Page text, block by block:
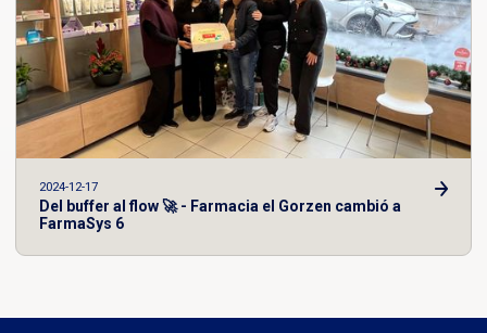
2024-12-17
Del buffer al flow 🚀 - Farmacia el Gorzen cambió a
FarmaSys 6